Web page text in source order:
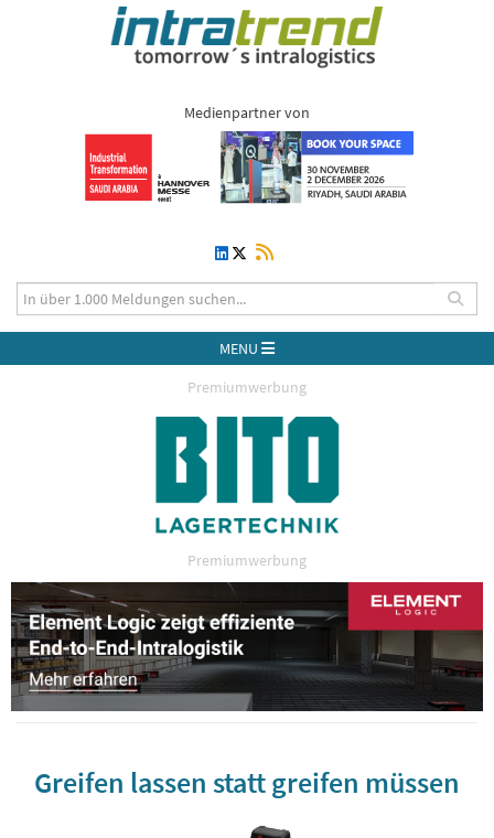
Medienpartner von
MENU
Premiumwerbung
Premiumwerbung
Greifen lassen statt greifen müssen